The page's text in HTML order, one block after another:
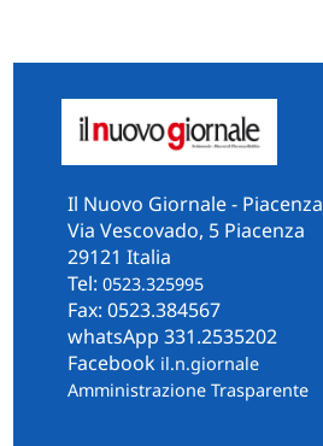
Il Nuovo Giornale - Piacenza
Via Vescovado, 5 Piacenza
29121 Italia
Tel: 0523.325995
Fax: 0523.384567
whatsApp 331.2535202
Facebook il.n.giornale
Amministrazione Trasparente